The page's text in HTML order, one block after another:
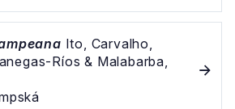
Ito, Carvalho,
Ríos & Malabarba,